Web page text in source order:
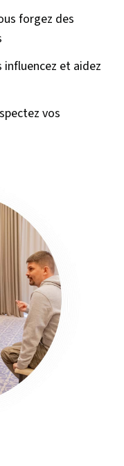
forgez des
influencez et aidez
vos